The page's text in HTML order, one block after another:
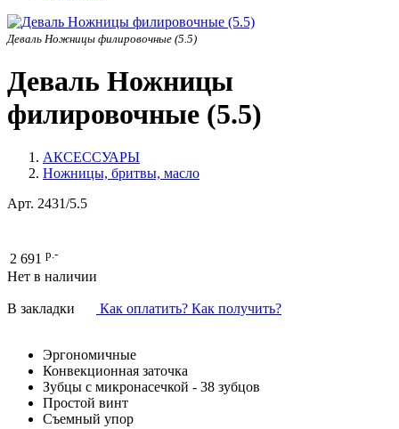
Деваль Ножницы филировочные (5.5)
Деваль Ножницы
филировочные (5.5)
АКСЕССУАРЫ
Ножницы, бритвы, масло
Арт. 2431/5.5
2 691 р.-
Нет в наличии
В закладки Как оплатить? Как получить?
Эргономичные
Конвекционная заточка
Зубцы с микронасечкой - 38 зубцов
Простой винт
Съемный упор